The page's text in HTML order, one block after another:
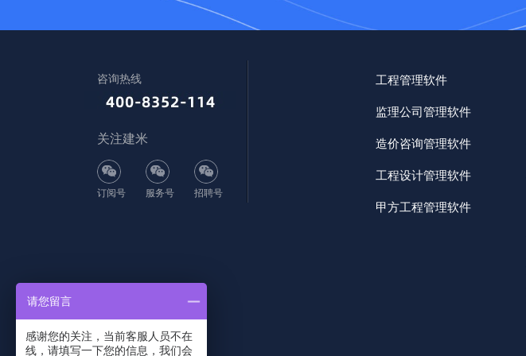
咨询热线
关注建米
订阅号 服务号 招聘号
工程管理软件
监理公司管理软件
造价咨询管理软件
工程设计管理软件
甲方工程管理软件
请您留言
感谢您的关注，当前客服人员不在
线，请填写一下您的信息，我们会